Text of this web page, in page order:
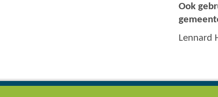
Ook
Lennard
U bent hier